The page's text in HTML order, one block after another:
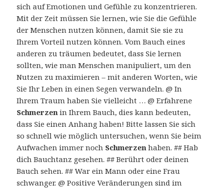
sich auf Emotionen und Gefühle zu konzentrieren.
Mit der Zeit müssen Sie lernen, wie Sie die Gefühle
der Menschen nutzen können, damit Sie sie zu
Ihrem Vorteil nutzen können. Vom Bauch eines
anderen zu träumen bedeutet, dass Sie lernen
sollten, wie man Menschen manipuliert, um den
Nutzen zu maximieren – mit anderen Worten, wie
Sie Ihr Leben in einen Segen verwandeln. @ In
Ihrem Traum haben Sie vielleicht … @ Erfahrene
Schmerzen in Ihrem Bauch, dies kann bedeuten,
dass Sie einen Anhang haben! Bitte lassen Sie sich
so schnell wie möglich untersuchen, wenn Sie beim
Aufwachen immer noch Schmerzen haben. ## Hab
dich Bauchtanz gesehen. ## Berührt oder deinen
Bauch sehen. ## War ein Mann oder eine Frau
schwanger. @ Positive Veränderungen sind im